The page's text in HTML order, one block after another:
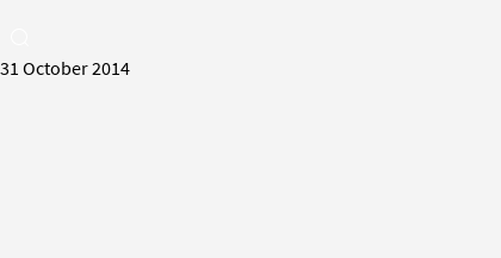
31 October 2014